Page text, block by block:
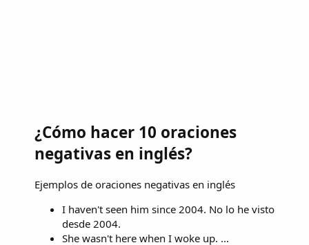
¿Cómo hacer 10 oraciones
negativas en inglés?
Ejemplos de oraciones negativas en inglés
I haven't seen him since 2004. No lo he visto
desde 2004.
She wasn't here when I woke up. ...